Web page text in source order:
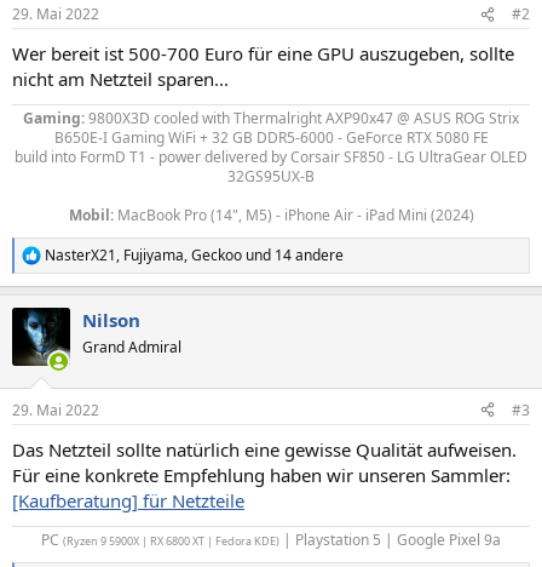
29. Mai 2022 #2
Wer bereit ist 500-700 Euro für eine GPU auszugeben, sollte
nicht am Netzteil sparen...
Gaming:9800X3D cooled with Thermalright AXP90x47@ ASUS ROG Strix
B650E-I Gaming WiFi + 32 GB DDR5-6000 - GeForce RTX 5080 FE
build into FormD T1 - power delivered byCorsair SF850 - LG UltraGear OLED
32GS95UX-B
Mobil:MacBook Pro (14", M5) - iPhone Air - iPad Mini (2024)
R
e
k
i
e
:
NasterX21, Fujiyama,Geckoo und 14 andere
Nilson
Grand Admiral
29. Mai 2022 #3
Das Netzteil sollte natürlich eine gewisse Qualität aufweisen.
Für eine konkrete Empfehlung haben wir unseren Sammler:
[Kaufberatung] für Netzteile
PC (Ryzen 9 5900X | RX 6800 XT | Fedora KDE) | Playstation 5 | Google Pixel 9a​